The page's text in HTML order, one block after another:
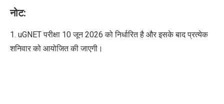
नोट:
1. uGNET परीक्षा 10 जून 2026 को निर्धारित है और इसके बाद प्रत्येक
शनिवार को आयोजित की जाएगी।